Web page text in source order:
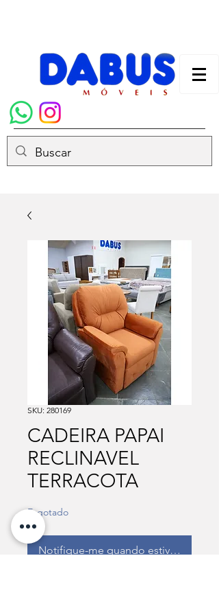
SKU: 280169
CADEIRA PAPAI
RECLINAVEL
TERRACOTA
Esgotado
Notifique-me quando estiver